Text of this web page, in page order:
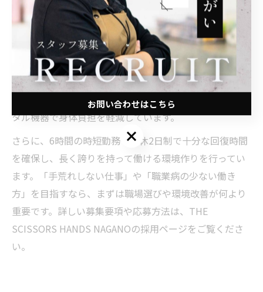
です。根本的な予防には、働き方と職場環境の見直しが
欠かせません。
たとえば、THE SCISSORS HANDS NAGANOでは、完全
マンツーマン施術・掛け持ちなしを徹底し、1人1人に余
裕を持った対応を実現。髪と頭皮に優しいオーガニック
ケア中心で薬剤負担を抑え、最新シャンプー設備やデジ
タル機器で身体負担を軽減しています。
さらに、6時間の時短勤務や週休2日制で十分な回復時間
を確保し、長く誇りを持って働ける環境作りを行ってい
ます。「手荒れしない仕事」や「職業病の少ない働き
方」を目指すなら、まずは職場選びや環境改善が何より
重要です。詳しい募集要項や応募方法は、THE
SCISSORS HANDS NAGANOの採用ページをご覧くださ
い。
お問い合わせはこちら
お問い合わせはこちら